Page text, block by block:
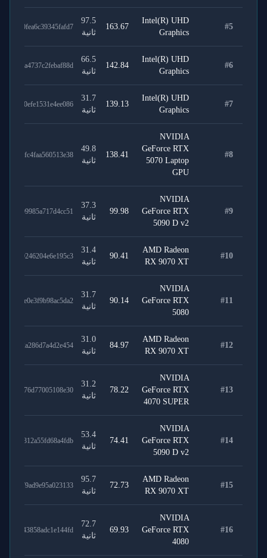
#5
Intel(R) UHD
Graphics
163.67
97.5
ثانية
13780fea6c39345fafd7
#6
Intel(R) UHD
Graphics
142.84
66.5
ثانية
53d03a4737c2febaf88d
#7
Intel(R) UHD
Graphics
139.13
31.7
ثانية
da1d20efe1531e4ee086
#8
NVIDIA
GeForce RTX
5070 Laptop
GPU
138.41
49.8
ثانية
4a6e8fc4faa560513e38
#9
NVIDIA
GeForce RTX
5090 D v2
99.98
37.3
ثانية
2afe299985a717d4cc51
#10
AMD Radeon
RX 9070 XT
90.41
31.4
ثانية
9be819246204e6e195c3
#11
NVIDIA
GeForce RTX
5080
90.14
31.7
ثانية
c5940e0e3f9b98ac5da2
#12
AMD Radeon
RX 9070 XT
84.97
31.0
ثانية
e76ac2a286d7a4d2e454
#13
NVIDIA
GeForce RTX
4070 SUPER
78.22
31.2
ثانية
77c42376d77005108e30
#14
NVIDIA
GeForce RTX
5090 D v2
74.41
53.4
ثانية
e0d40312a55fd68a4fdb
#15
AMD Radeon
RX 9070 XT
72.73
95.7
ثانية
9d19279ad9e95a023133
#16
NVIDIA
GeForce RTX
4080
69.93
72.7
ثانية
bdcdf43858adc1e144fd